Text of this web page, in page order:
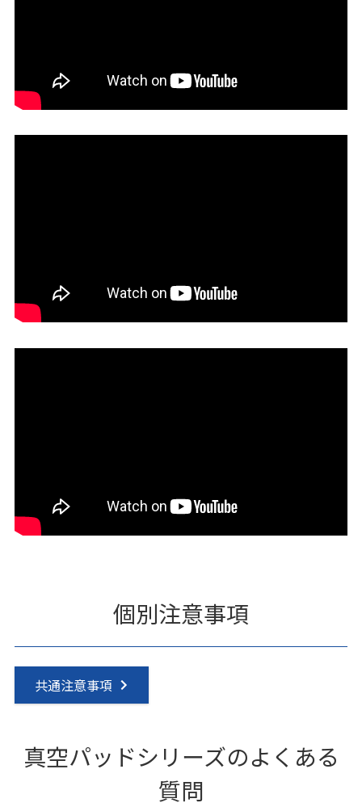
個別注意事項
共通注意事項
真空パッドシリーズのよくある
質問